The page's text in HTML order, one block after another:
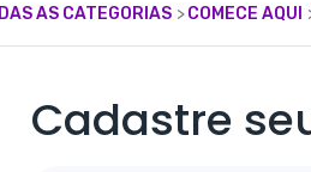
AS CATEGORIAS ​>​​COMECE AQUI
Cadastre